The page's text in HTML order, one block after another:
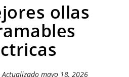
ollas
Actualizado mayo 18, 2026